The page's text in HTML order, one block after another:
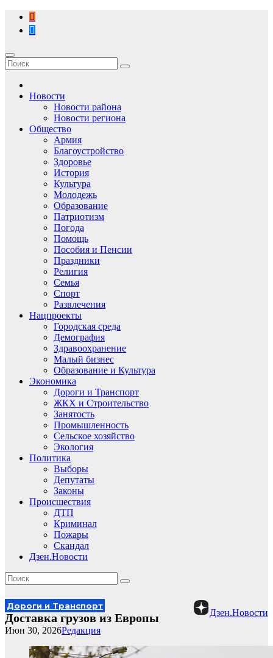
Перейти
содержимому
Новости
Новости района
Новости региона
Общество
Армия
Благоустройство
Здоровье
История
Культура
Молодежь
Образование
Патриотизм
Погода
Помощь
Пособия и Пенсии
Праздники
Религия
Семья
Спорт
Развлечения
Нацпроекты
Городская среда
Демография
Здравоохранение
Малый бизнес
Образование и Культура
Экономика
Дороги и Транспорт
ЖКХ и Строительство
Занятость
Промышленность
Сельское хозяйство
Экология
Политика
Выборы
Депутаты
Законы
Происшествия
ДТП
Криминал
Пожары
Скандал
Дзен.Новости
Дзен.Новости
Дороги и Транспорт
Доставка грузов из Европы
Редакция
Июн 30, 2026